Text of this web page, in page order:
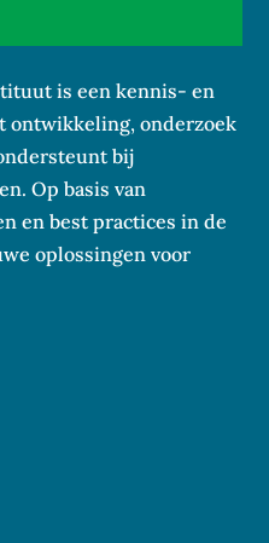
is een kennis- en
ontwikkeling, onderzoek
bij
Op basis van
en best practices in de
oplossingen voor